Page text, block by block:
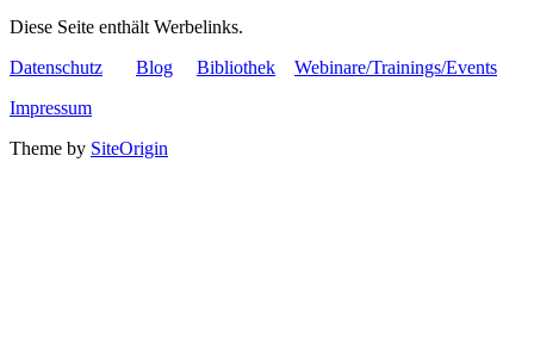
Diese Seite enthält Werbelinks.
Datenschutz
Blog Bibliothek
Webinare/Trainings/Events
Impressum
Theme by SiteOrigin